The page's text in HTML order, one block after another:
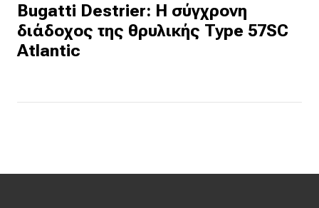
Bugatti Destrier: Η σύγχρονη
διάδοχος της θρυλικής Type 57SC
Atlantic